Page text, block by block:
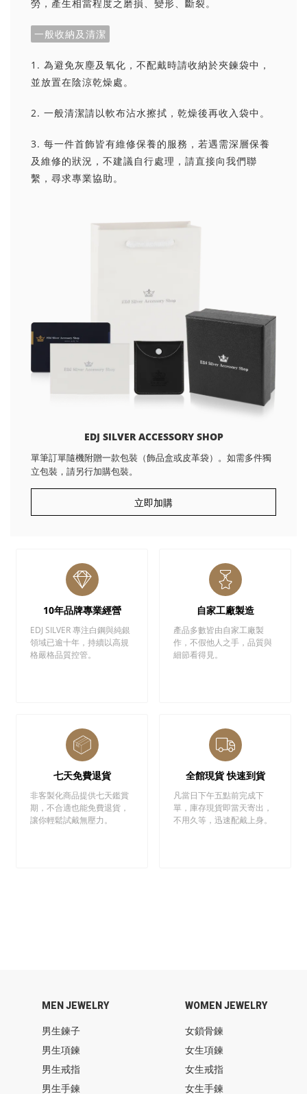
勞，產生相當程度之磨損、變形、斷裂。
一般收納及清潔
1. 為避免灰塵及氧化，不配戴時請收納於夾鍊袋中，
並放置在陰涼乾燥處。
2. 一般清潔請以軟布沾水擦拭，乾燥後再收入袋中。
3. 每一件首飾皆有維修保養的服務，若遇需深層保養
及維修的狀況，不建議自行處理，請直接向我們聯
繫，尋求專業協助。
EDJ SILVER ACCESSORY SHOP
單筆訂單隨機附贈一款包裝（飾品盒或皮革袋）。如需多件獨
立包裝，請另行加購包裝。
立即加購
10年品牌專業經營
EDJ SILVER 專注白鋼與純銀
領域已逾十年，持續以高規
格嚴格品質控管。
自家工廠製造
產品多數皆由自家工廠製
作，不假他人之手，品質與
細節看得見。
七天免費退貨
非客製化商品提供七天鑑賞
期，不合適也能免費退貨，
讓你輕鬆試戴無壓力。
全館現貨 快速到貨
凡當日下午五點前完成下
單，庫存現貨即當天寄出，
不用久等，迅速配戴上身。
MEN JEWELRY
男生鍊子
男生項鍊
男生戒指
男生手鍊
WOMEN JEWELRY
女鎖骨鍊
女生項鍊
女生戒指
女生手鍊